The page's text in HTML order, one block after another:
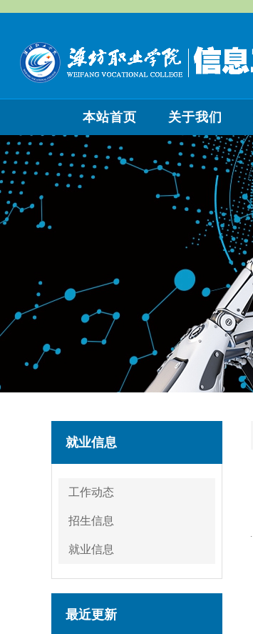
本站首页 关于我们
就业信息
工作动态
招生信息
就业信息
最近更新